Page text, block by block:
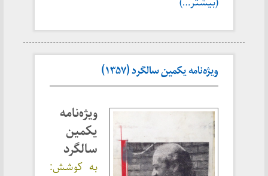
ویژه‌نامه یکمین سالگرد (۱۳۵۷)
ویژه‌نامه
یکمین
سالگرد
به کوشش: